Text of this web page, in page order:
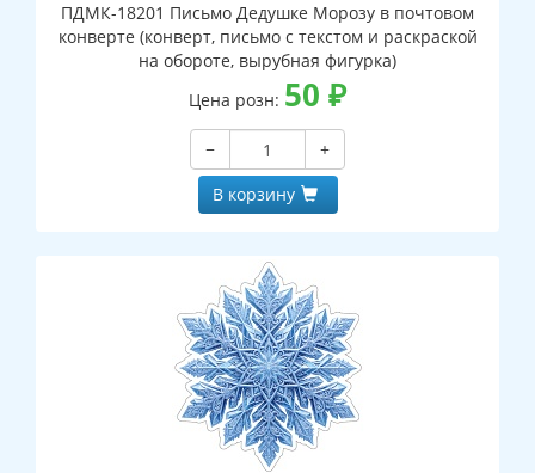
ПДМК-18201 Письмо Дедушке Морозу в почтовом
конверте (конверт, письмо с текстом и раскраской
на обороте, вырубная фигурка)
Цена розн: 50 ₽
−
+
В корзину